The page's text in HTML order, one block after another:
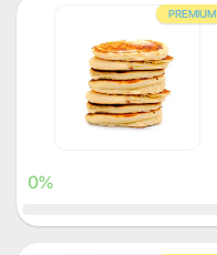
PREMIUM
0%